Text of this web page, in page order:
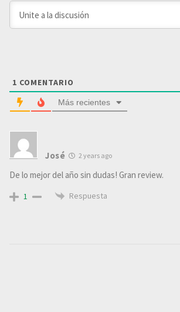
1 COMENTARIO
Más recientes
José 2 years ago
De lo mejor del año sin dudas! Gran review.
1 Respuesta